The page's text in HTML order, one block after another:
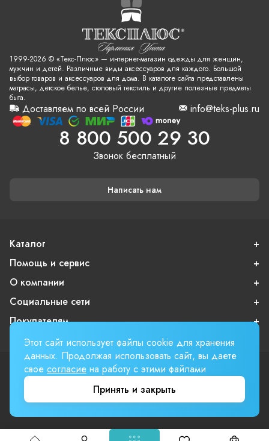
1999-2026 © «Текс-Плюс» — интернет-магазин одежды для женщин,
мужчин и детей. Различные виды аксессуаров для каждого. Большой
выбор товаров и аксессуаров для дома. В каталоге сайта представлены
матрасы, детское белье, столовый текстиль и другие полезные предметы
быта.
Доставляем по всей России info@teks-plus.ru
8 800 500 29 30
Звонок бесплатный
Написать нам
Каталог
Помощь и сервис
О компании
Социальные сети
Покупателям
Пользовательское соглашение
Публичная оферта
Вверх страницы
Этот сайт использует файлы cookie для хранения
данных. Продолжая использовать сайт, вы даете
свое согласие на работу с этими файлами
Принять и закрыть